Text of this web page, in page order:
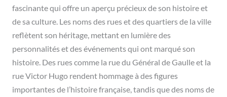
fascinante qui offre un aperçu précieux de son histoire et
de sa culture. Les noms des rues et des quartiers de la ville
reflètent son héritage, mettant en lumière des
personnalités et des événements qui ont marqué son
histoire. Des rues comme la rue du Général de Gaulle et la
rue Victor Hugo rendent hommage à des figures
importantes de l’histoire française, tandis que des noms de